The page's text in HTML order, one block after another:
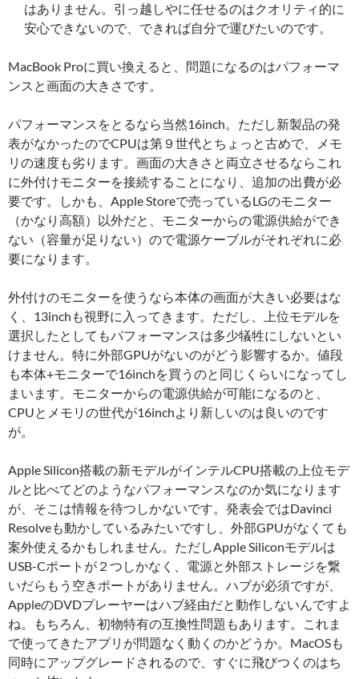
はありません。引っ越しやに任せるのはクオリティ的に
安心できないので、できれば自分で運びたいのです。
MacBook Proに買い換えると、問題になるのはパフォーマ
ンスと画面の大きさです。
パフォーマンスをとるなら当然16inch。ただし新製品の発
表がなかったのでCPUは第９世代とちょっと古めで、メモ
リの速度も劣ります。画面の大きさと両立させるならこれ
に外付けモニターを接続することになり、追加の出費が必
要です。しかも、Apple Storeで売っているLGのモニター
（かなり高額）以外だと、モニターからの電源供給ができ
ない（容量が足りない）ので電源ケーブルがそれぞれに必
要になります。
外付けのモニターを使うなら本体の画面が大きい必要はな
く、13inchも視野に入ってきます。ただし、上位モデルを
選択したとしてもパフォーマンスは多少犠牲にしないとい
けません。特に外部GPUがないのがどう影響するか。値段
も本体+モニターで16inchを買うのと同じくらいになってし
まいます。モニターからの電源供給が可能になるのと、
CPUとメモリの世代が16inchより新しいのは良いのです
が。
Apple Silicon搭載の新モデルがインテルCPU搭載の上位モデ
ルと比べてどのようなパフォーマンスなのか気になります
が、そこは情報を待つしかないです。発表会ではDavinci
Resolveも動かしているみたいですし、外部GPUがなくても
案外使えるかもしれません。ただしApple Siliconモデルは
USB-Cポートが２つしかなく、電源と外部ストレージを繋
いだらもう空きポートがありません。ハブが必須ですが、
AppleのDVDプレーヤーはハブ経由だと動作しないんですよ
ね。もちろん、初物特有の互換性問題もあります。これま
で使ってきたアプリが問題なく動くのかどうか。MacOSも
同時にアップグレードされるので、すぐに飛びつくのはち